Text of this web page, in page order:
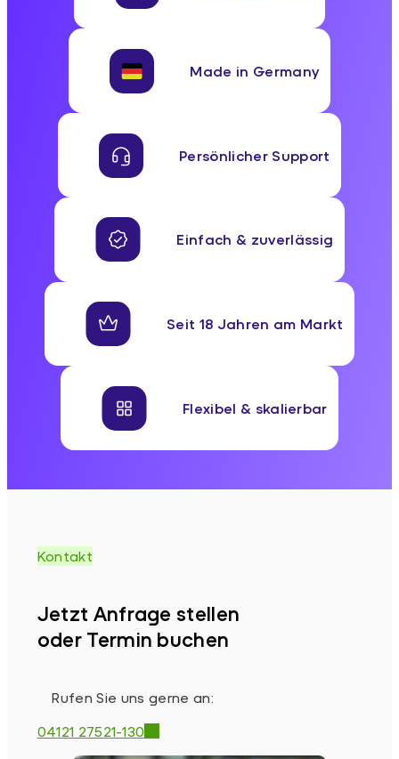
Made in Germany
Persönlicher Support
Einfach & zuverlässig
Seit 18 Jahren am Markt
Flexibel & skalierbar
Kontakt
Jetzt Anfrage stellen
oder Termin buchen
Rufen Sie uns gerne an:
04121 27521-130